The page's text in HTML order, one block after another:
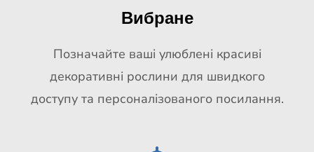
Вибране
Позначайте ваші улюблені красиві
декоративні рослини для швидкого
доступу та персоналізованого посилання.